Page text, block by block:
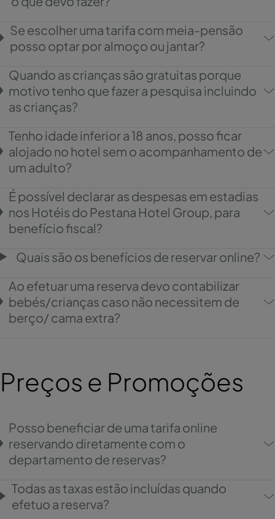
Se escolher uma tarifa com meia-pensão
posso optar por almoço ou jantar?
Quando as crianças são gratuitas porque
motivo tenho que fazer a pesquisa incluindo
as crianças?
Tenho idade inferior a 18 anos, posso ficar
alojado no hotel sem o acompanhamento de
um adulto?
É possível declarar as despesas em estadias
nos Hotéis do Pestana Hotel Group, para
benefício fiscal?
Quais são os benefícios de reservar online?
Ao efetuar uma reserva devo contabilizar
bebés/crianças caso não necessitem de
berço/ cama extra?
Preços e Promoções
Posso beneficiar de uma tarifa online
reservando diretamente com o
departamento de reservas?
Todas as taxas estão incluídas quando
efetuo a reserva?